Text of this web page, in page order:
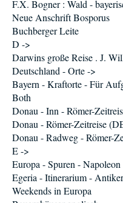
F.X. Bogner : Wald -
Neue Anschrift Bosporus
Buchberger Leite
D ->
Darwins große Reise . J.
Deutschland - Orte ->
Bayern - Kraftorte - Für
Both
Donau - Inn - Römer-
Donau - Römer-Zeitreise
Donau - Radweg - Römer-
E ->
Europa - Spuren -
Egeria - Itinerarium -
Weekends in Europa